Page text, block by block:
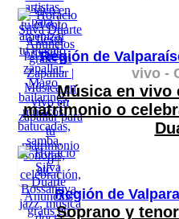
Región de
vivo -
Música en vivo
matrimonio o
Región de
Soprano y